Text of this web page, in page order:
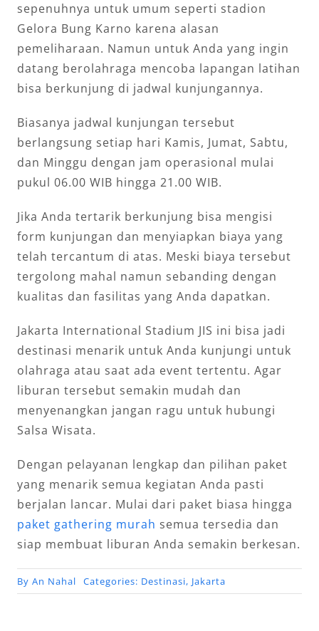
sepenuhnya untuk umum seperti stadion
Gelora Bung Karno karena alasan
pemeliharaan. Namun untuk Anda yang ingin
datang berolahraga mencoba lapangan latihan
bisa berkunjung di jadwal kunjungannya.
Biasanya jadwal kunjungan tersebut
berlangsung setiap hari Kamis, Jumat, Sabtu,
dan Minggu dengan jam operasional mulai
pukul 06.00 WIB hingga 21.00 WIB.
Jika Anda tertarik berkunjung bisa mengisi
form kunjungan dan menyiapkan biaya yang
telah tercantum di atas. Meski biaya tersebut
tergolong mahal namun sebanding dengan
kualitas dan fasilitas yang Anda dapatkan.
Jakarta International Stadium JIS ini bisa jadi
destinasi menarik untuk Anda kunjungi untuk
olahraga atau saat ada event tertentu. Agar
liburan tersebut semakin mudah dan
menyenangkan jangan ragu untuk hubungi
Salsa Wisata.
Dengan pelayanan lengkap dan pilihan paket
yang menarik semua kegiatan Anda pasti
berjalan lancar. Mulai dari paket biasa hingga
paket gathering murah semua tersedia dan
siap membuat liburan Anda semakin berkesan.
By An Nahal Categories: Destinasi, Jakarta